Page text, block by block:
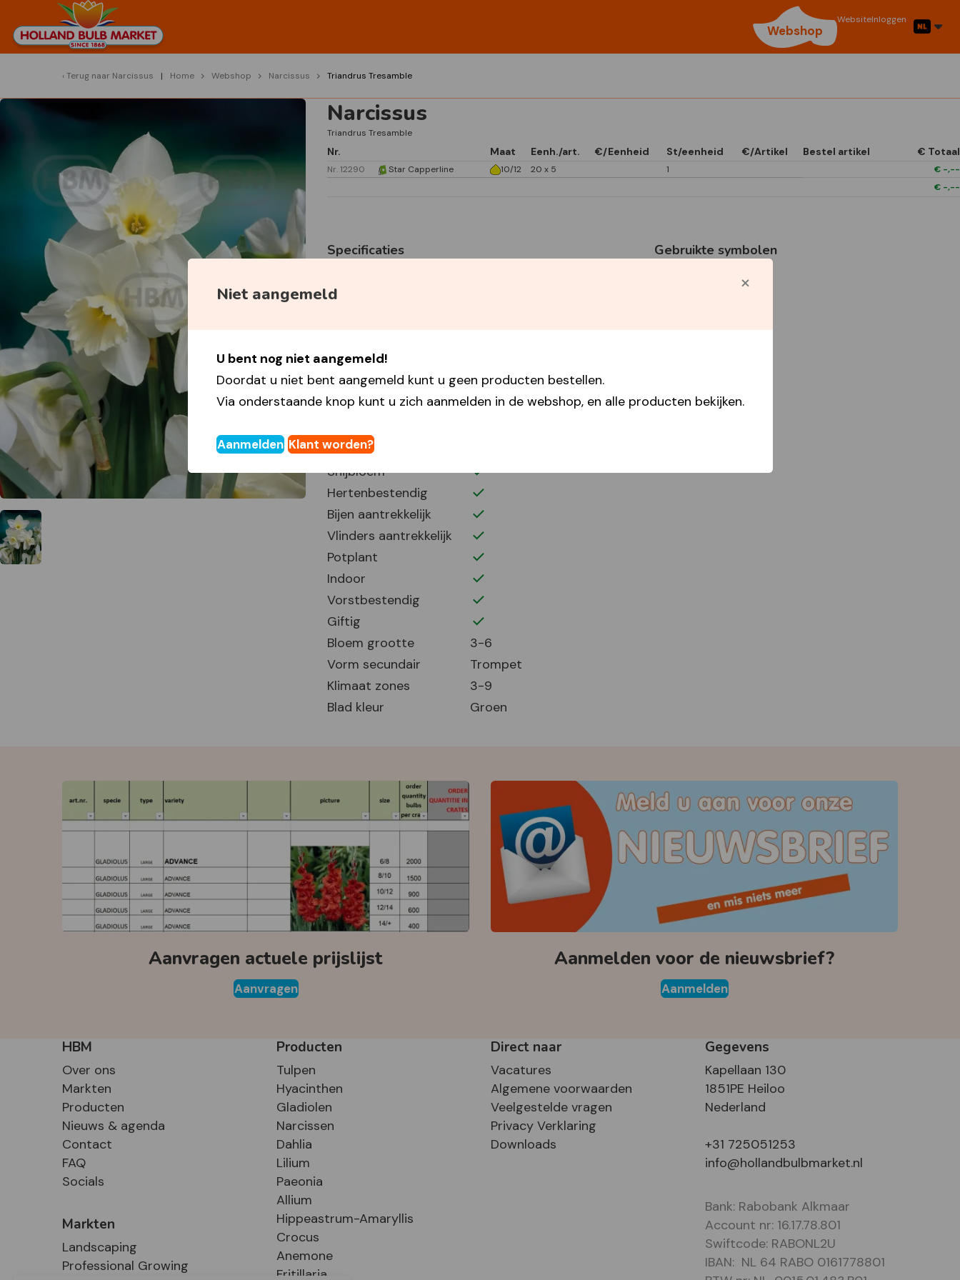
Webshop
WebsiteInloggen
Niet aangemeld
U bent nog niet aangemeld!
Doordat u niet bent aangemeld kunt u geen producten bestellen.
Via onderstaande knop kunt u zich aanmelden in de webshop, en alle producten bekijken.
Aanmelden Klant worden?
Terug naar Narcissus Home Webshop Narcissus Triandrus Tresamble
Narcissus
Triandrus Tresamble
Nr. Maat Eenh./art. €/Eenheid St/eenheid €/Artikel Bestel artikel € Totaal
Nr. 12290 Star Capperline 10/12 20 x 5 1 € -,--
€ -,--
Specificaties
Geurend
Plant periode
Bloei periode
3-5
Bloemhoogte
25
Half zonnig
Snijbloem
Hertenbestendig
Bijen aantrekkelijk
Vlinders aantrekkelijk
Potplant
Indoor
Vorstbestendig
Giftig
Bloem grootte
3-6
Vorm secundair
Trompet
Klimaat zones
3-9
Blad kleur
Groen
Gebruikte symbolen
Star Capperline
Aanvragen actuele prijslijst
Aanvragen
Aanmelden voor de nieuwsbrief?
Aanmelden
HBM
Over ons
Markten
Producten
Nieuws & agenda
Contact
FAQ
Socials
Markten
Landscaping
Professional Growing
Producten
Tulpen
Hyacinthen
Gladiolen
Narcissen
Dahlia
Lilium
Paeonia
Allium
Hippeastrum-Amaryllis
Crocus
Anemone
Fritillaria
Direct naar
Vacatures
Algemene voorwaarden
Veelgestelde vragen
Privacy Verklaring
Downloads
Gegevens
Kapellaan 130
1851PE Heiloo
Nederland
+31 725051253
info@hollandbulbmarket.nl
Bank: Rabobank Alkmaar
Account nr: 16.17.78.801
Swiftcode: RABONL2U
IBAN: NL 64 RABO 0161778801